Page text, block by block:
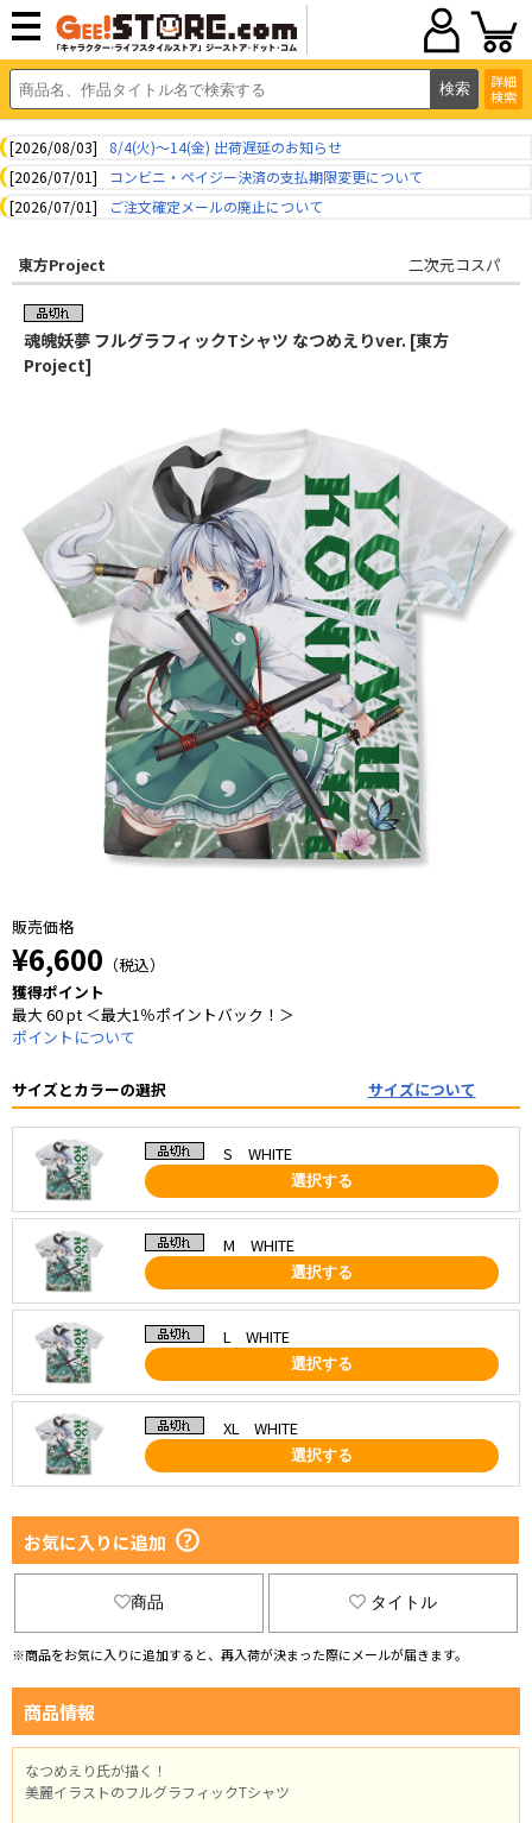
詳細
検索
[2026/08/03]
8/4(火)～14(金) 出荷遅延のお知らせ
[2026/07/01]
コンビニ・ペイジー決済の支払期限変更について
[2026/07/01]
ご注文確定メールの廃止について
東方Project 二次元コスパ
魂魄妖夢 フルグラフィックTシャツ なつめえりver. [東方
Project]
販売価格
¥6,600 （税込）
獲得ポイント
最大 60 pt ＜最大1％ポイントバック！＞
ポイントについて
サイズとカラーの選択 サイズについて
S WHITE
選択する
M WHITE
選択する
L WHITE
選択する
XL WHITE
選択する
お気に入りに追加
商品 タイトル
※商品をお気に入りに追加すると、再入荷が決まった際にメールが届きます。
商品情報
なつめえり氏が描く！
美麗イラストのフルグラフィックTシャツ